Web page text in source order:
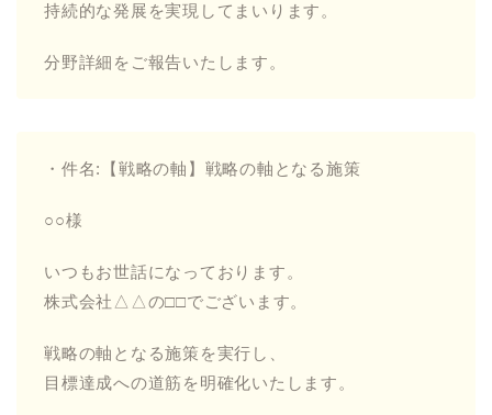
持続的な発展を実現してまいります。
分野詳細をご報告いたします。
・件名:【戦略の軸】戦略の軸となる施策
○○様
いつもお世話になっております。
株式会社△△の□□でございます。
戦略の軸となる施策を実行し、
目標達成への道筋を明確化いたします。